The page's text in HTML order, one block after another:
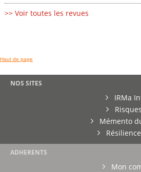
>> Voir toutes les revues
Haut de page
NOS SITES
IRMa
Mémento
ADHERENTS
Mon